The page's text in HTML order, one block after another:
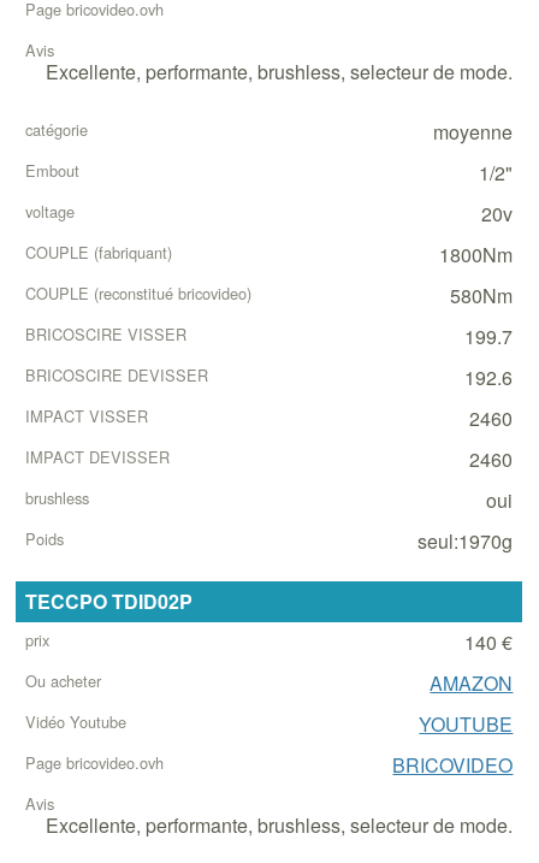
Excellente, performante, brushless, selecteur de mode.
moyenne
1/2"
20v
1800Nm
580Nm
199.7
192.6
2460
2460
oui
seul:1970g
TECCPO TDID02P
140 €
AMAZON
YOUTUBE
BRICOVIDEO
Excellente, performante, brushless, selecteur de mode.